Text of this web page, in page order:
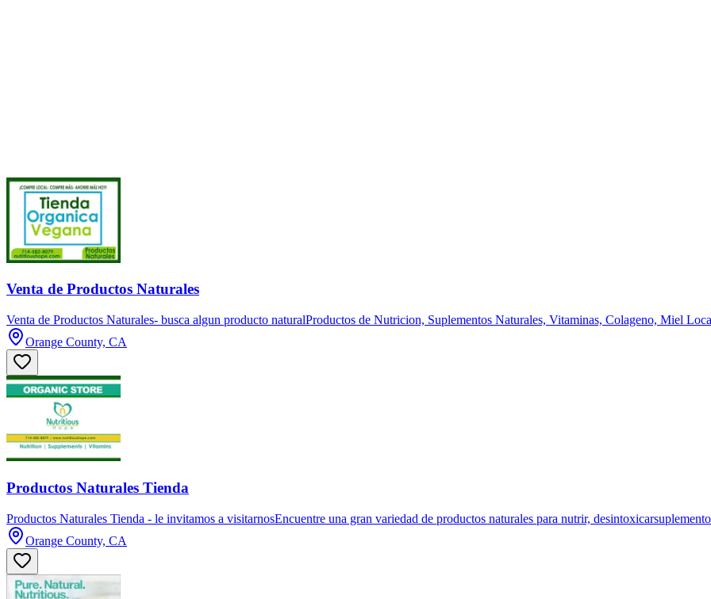
Venta de Productos Naturales
Venta de Productos Naturales- busca algun producto naturalProductos de Nutricion, Suplementos Naturales, Vitaminas, Colageno, Miel
Orange County, CA
Productos Naturales Tienda
Productos Naturales Tienda - le invitamos a visitarnosEncuentre una gran variedad de productos naturales para nutrir,
Orange County, CA